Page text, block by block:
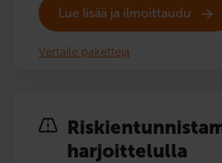
Lue lisää ja ilmoittaudu
Vertaile paketteja
harjoittelulla